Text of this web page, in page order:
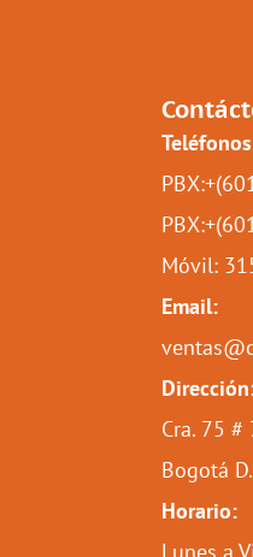
Móvil:
Email:
Cra. 75 #
Bogotá
Horario:
Lunes a